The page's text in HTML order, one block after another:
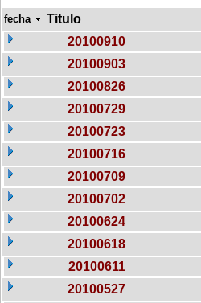
fecha Titulo
20100910
20100903
20100826
20100729
20100723
20100716
20100709
20100702
20100624
20100618
20100611
20100527